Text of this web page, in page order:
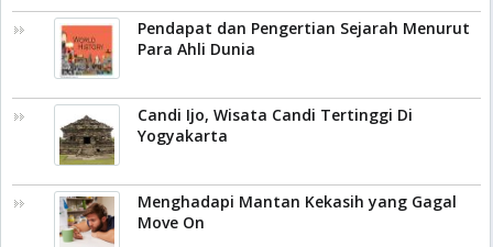
Pendapat dan Pengertian Sejarah Menurut
Para Ahli Dunia
Candi Ijo, Wisata Candi Tertinggi Di
Yogyakarta
Menghadapi Mantan Kekasih yang Gagal
Move On